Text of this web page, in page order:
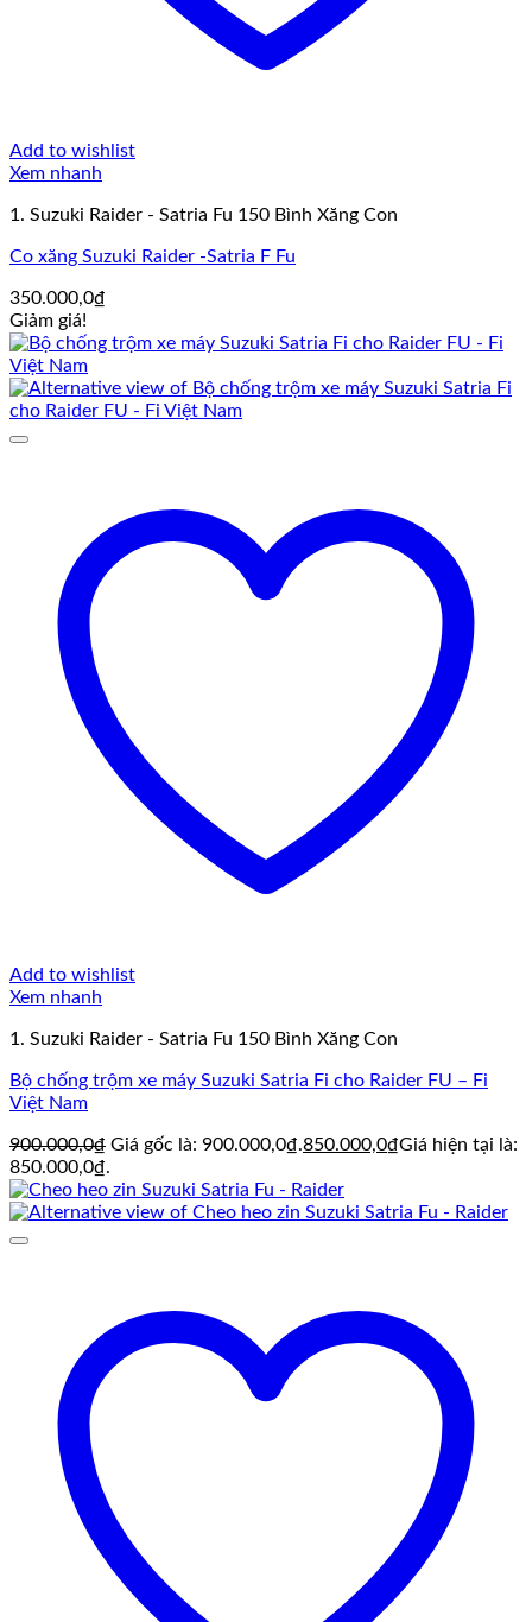
Add to wishlist
Xem nhanh
1. Suzuki Raider - Satria Fu 150 Bình Xăng Con
Co xăng Suzuki Raider -Satria F Fu
350.000,0₫
Giảm giá!
Add to wishlist
Xem nhanh
1. Suzuki Raider - Satria Fu 150 Bình Xăng Con
Bộ chống trộm xe máy Suzuki Satria Fi cho Raider FU – Fi
Việt Nam
900.000,0₫ Giá gốc là: 900.000,0₫.850.000,0₫Giá hiện tại là:
850.000,0₫.